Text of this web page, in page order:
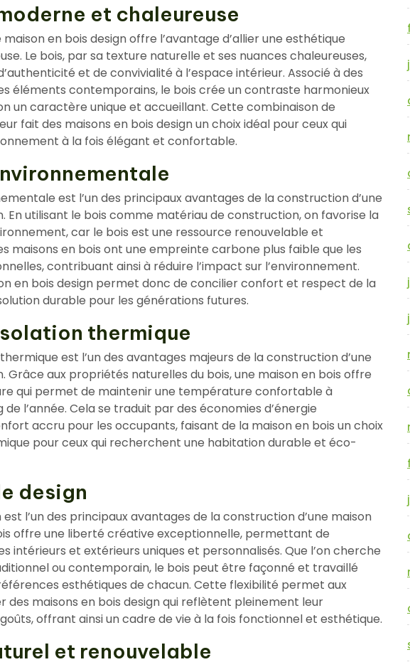
et chaleureuse
maison en bois design offre l’avantage d’allier une esthétique
Le bois, par sa texture naturelle et ses nuances chaleureuses,
et de convivialité à l’espace intérieur. Associé à des
éléments contemporains, le bois crée un contraste harmonieux
un caractère unique et accueillant. Cette combinaison de
fait des maisons en bois design un choix idéal pour ceux qui
à la fois élégant et confortable.
est l’un des principaux avantages de la construction d’une
En utilisant le bois comme matériau de construction, on favorise la
car le bois est une ressource renouvelable et
maisons en bois ont une empreinte carbone plus faible que les
contribuant ainsi à réduire l’impact sur l’environnement.
en bois design permet donc de concilier confort et respect de la
durable pour les générations futures.
thermique
est l’un des avantages majeurs de la construction d’une
Grâce aux propriétés naturelles du bois, une maison en bois offre
qui permet de maintenir une température confortable à
de l’année. Cela se traduit par des économies d’énergie
accru pour les occupants, faisant de la maison en bois un choix
pour ceux qui recherchent une habitation durable et éco-
design
est l’un des principaux avantages de la construction d’une maison
offre une liberté créative exceptionnelle, permettant de
intérieurs et extérieurs uniques et personnalisés. Que l’on cherche
ou contemporain, le bois peut être façonné et travaillé
esthétiques de chacun. Cette flexibilité permet aux
des maisons en bois design qui reflètent pleinement leur
offrant ainsi un cadre de vie à la fois fonctionnel et esthétique.
et renouvelable